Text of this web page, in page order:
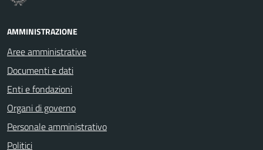
AMMINISTRAZIONE
Aree amministrative
Documenti e dati
Enti e fondazioni
Organi di governo
Personale amministrativo
Politici